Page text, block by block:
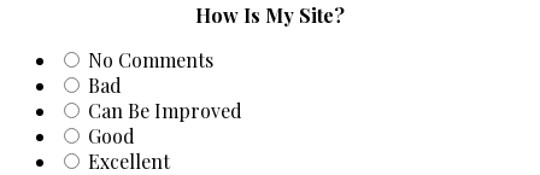
How Is My Site?
No Comments
Bad
Can Be Improved
Good
Excellent